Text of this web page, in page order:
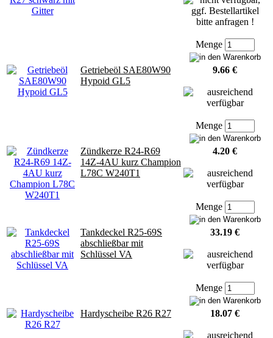
Menge
Getriebeöl SAE80W90
Hypoid GL5
9.66 €
Menge
Zündkerze R24-R69
14Z-4AU kurz Champion
L78C W240T1
4.20 €
Menge
Tankdeckel R25-69S
abschließbar mit
Schlüssel VA
33.19 €
Menge
Hardyscheibe R26 R27 18.07 €